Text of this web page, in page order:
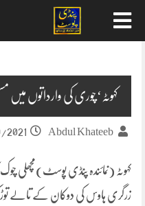
کہوٹہ‘چوری کی وارداتوں میں
Abdul Khateeb
2021
کہوٹہ (نمائندہ پنڈی پوسٹ)مچھلی چوک
زرگری ہاوس کی دوکان کے تالے